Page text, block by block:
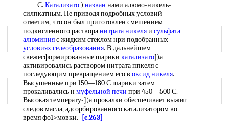
С. Катализато ) назван нами алюмо-никель-
силпкатным. Не приводя подробных условий
отметим, что он был приготовлен смешением
подкисленного растворанитрата никеляи сульфата
алюминияс жидким стеклом нри подобранных
условиях гелеобразования. В дальнейшем
свежесформированные шарики катализато])а
активировались раствором нитрата ппкеля с
последующим превращением его в оксид никеля.
Высушенные при 150—180 С шарики затем
прокаливались н муфельной печи при 450—500 С.
Высокая температу-])а прокалки обеспечивает выжиг
следов масла, адсорбированного катализатором во
время фо1>мовки.
[c.263]